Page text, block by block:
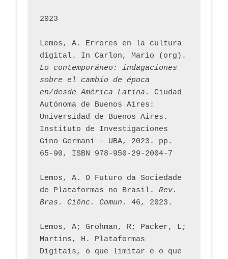
2023
Lemos, A. Errores en la cultura
Lo contemporáneo: indagaciones
sobre el cambio de época
en/desde América Latina.
Ciudad
Autónoma de Buenos Aires:
Universidad de Buenos Aires.
Instituto de Investigaciones
Gino Germani - UBA, 2023. pp.
65-90, ISBN 978-950-29-2004-7
Lemos, A. O Futuro da Sociedade
de Plataformas no Brasil. Rev.
Bras. Ciênc. Comun.
Lemos, A; Grohman, R; Packer, L;
Martins, H. Plataformas
Digitais, o que limitar e o que